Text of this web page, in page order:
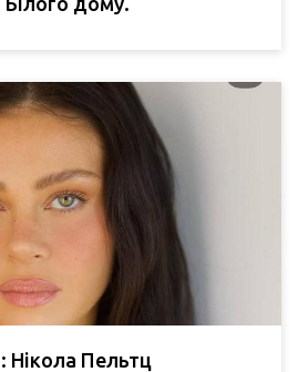
Нікола Пельтц